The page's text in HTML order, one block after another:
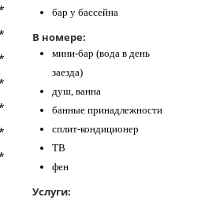
бар у бассейна
В номере:
мини-бар (вода в день
заезда)
душ, ванна
банные принадлежности
сплит-кондиционер
ТВ
фен
Услуги: